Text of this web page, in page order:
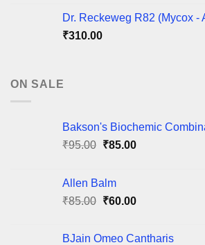
Dr. Reckeweg R82 (Mycox -
₹310.00
ON SALE
Bakson's Biochemic
₹95.00 Original
₹95.00.
₹85.00Current
Allen Balm
₹85.00 Original
₹60.00Current
BJain Omeo Cantharis